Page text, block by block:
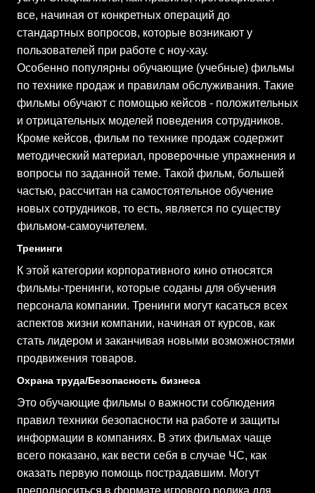
все, начиная от конкретных операций до
стандартных вопросов, которые возникают у
пользователей при работе с ноу-хау.
Особенно популярны обучающие (учебные) фильмы
по технике продаж и правилам обслуживания. Такие
фильмы обучают с помощью кейсов - положительных
и отрицательных моделей поведения сотрудников.
Кроме кейсов, фильм по технике продаж содержит
методический материал, проверочные упражнения и
вопросы по заданной теме. Такой фильм, большей
частью, рассчитан на самостоятельное обучение
новых сотрудников, то есть, является по существу
фильмом-самоучителем.
Тренинги
К этой категории корпоративного кино относятся
фильмы-тренинги, которые соданы для обучения
персонала компании. Тренинги могут касаться всех
аспектов жизни компании, начиная от курсов, как
стать лидером и заканчивая новыми возможностями
продвижения товаров.
Охрана труда/Безопасность бизнеса
Это обучающие фильмы о важности соблюдения
правил техники безопасности на работе и защиты
информации в компаниях. В этих фильмах чаще
всего показано, как вести себя в случае ЧС, как
оказать первую помощь пострадавшим. Могут
преподноситься в формате игрового ролика для